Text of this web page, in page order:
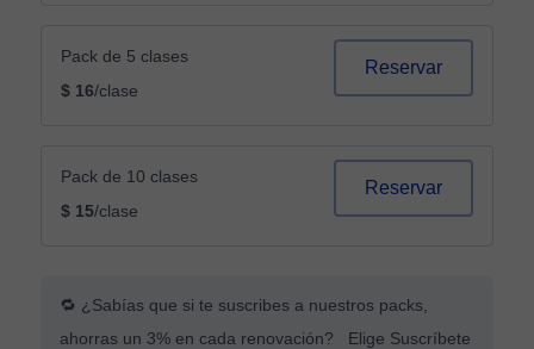
Pack de 5 clases
$ 16/clase
Reservar
Pack de 10 clases
$ 15/clase
Reservar
🔁 ¿Sabías que si te suscribes a nuestros packs,
ahorras un 3% en cada renovación? Elige Suscríbete